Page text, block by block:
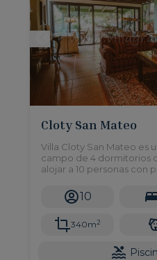
Cloty San Mateo
Villa Cloty San Mateo es
campo de 4 dormitorios
alojar a 10 personas con
10
340m2